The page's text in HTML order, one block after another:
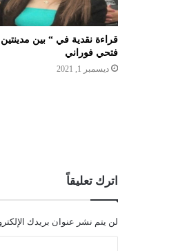
قراءة نقدية في “ بين مدينتين
فتحي فوراني
ديسمبر 1, 2021
اترك تعليقاً
لن يتم نشر عنوان بريدك